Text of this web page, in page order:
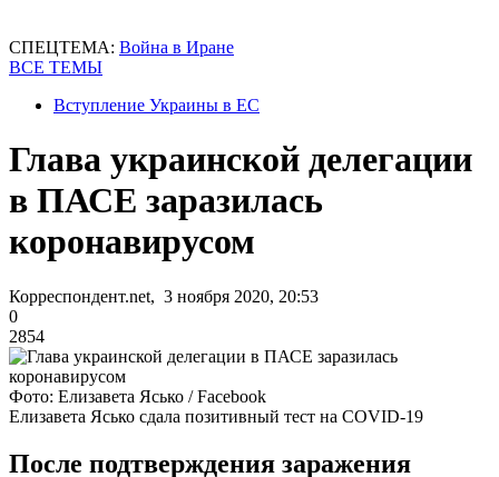
СПЕЦТЕМА: Война в Иране
ВСЕ ТЕМЫ
Вступление Украины в ЕС
Глава украинской делегации
в ПАСЕ заразилась
коронавирусом
Корреспондент.net, 3 ноября 2020, 20:53
0
2854
Фото: Елизавета Ясько / Facebook
Елизавета Ясько сдала позитивный тест на COVID-19
После подтверждения заражения